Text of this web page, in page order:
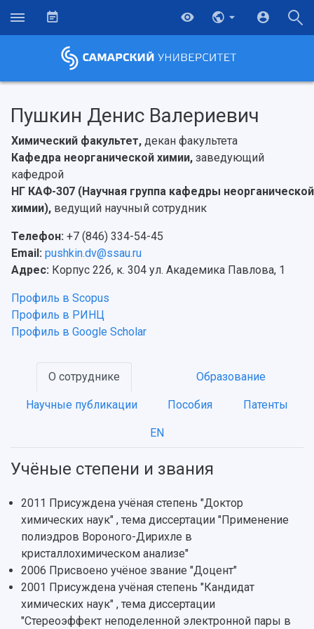
НАЗАД
История
Рейтинги
Попечительский совет
Ректорат
Кадровый резерв
Персоналии
Сотрудники и преподаватели
Заслуженные деятели
Главные новости
Объявления
Газета "Полет"
Газета "Самарский университет"
Мы в соцсетях
Мультимедиа
Подкасты
Почему я выбираю Самарский университет?
Бакалавриат и специалитет
Учебные планы
Институты и факультеты
Образовательные программы
Профессорско-преподавательский состав
Расписание занятий
Основные научные направления
Диссертационные советы
Подготовка научных кадров
Научно-технический совет
Научные проекты и темы
Аспирантура и докторантура
Справочные материалы
Научная инфраструктура
Научно-исследовательские подразделения
Пушкин Денис Валериевич
Химический факультет, декан факультета
Кафедра неорганической химии, заведующий
кафедрой
НГ КАФ-307 (Научная группа кафедры неорганической
химии), ведущий научный сотрудник
Телефон: +7 (846) 334-54-45
Email: pushkin.dv@ssau.ru
Адрес: Корпус 22б, к. 304 ул. Академика Павлова, 1
Профиль в Scopus
Профиль в РИНЦ
Профиль в Google Scholar
О сотруднике Образование
Научные публикации Пособия Патенты
EN
Учёные степени и звания
2011 Присуждена учёная степень "Доктор
химических наук" , тема диссертации "Применение
полиэдров Вороного-Дирихле в
кристаллохимическом анализе"
2006 Присвоено учёное звание "Доцент"
2001 Присуждена учёная степень "Кандидат
химических наук" , тема диссертации
"Стереоэффект неподеленной электронной пары в